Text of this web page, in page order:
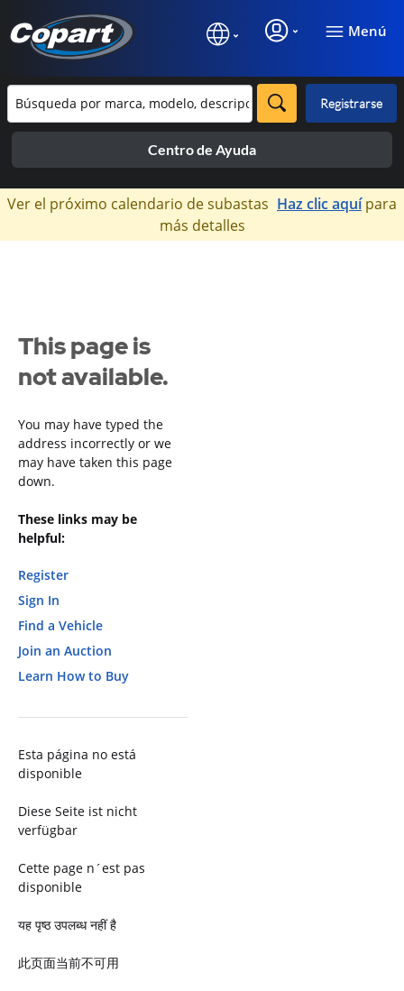
Menú
Registrarse
Centro de Ayuda
×
Ver el próximo calendario de subastas Haz clic aquípara
más detalles
This page is
not available.
You may have typed the
address incorrectly or we
may have taken this page
down.
These links may be
helpful:
Register
Sign In
Find a Vehicle
Join an Auction
Learn How to Buy
Esta página no está
disponible
Diese Seite ist nicht
verfügbar
Cette page n´est pas
disponible
यह पृष्ठ उपलब्ध नहीं है
此页面当前不可用